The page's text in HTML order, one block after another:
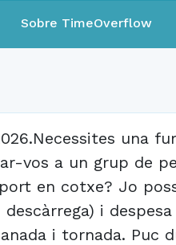
Sobre TimeOverflow
una
vos a un grup de
en cotxe? Jo
i
i tornada. Puc